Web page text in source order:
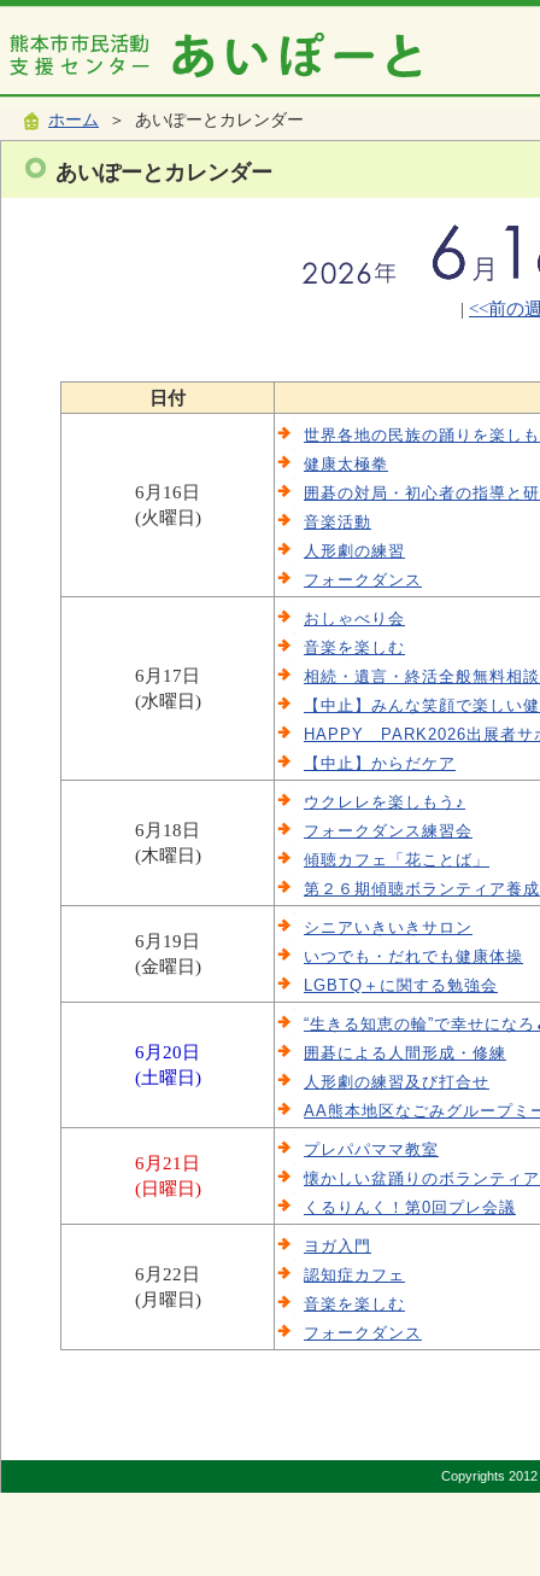
ホーム ＞ あいぽーとカレンダー
あいぽーとカレンダー
| <<前の
日付
6月16日
(火曜日)
世界各地の民族の踊りを楽し
健康太極拳
囲碁の対局・初心者の指導と
音楽活動
人形劇の練習
フォークダンス
6月17日
(水曜日)
おしゃべり会
音楽を楽しむ
相続・遺言・終活全般無料相
【中止】みんな笑顔で楽しい
HAPPY PARK2026出展者サ
【中止】からだケア
6月18日
(木曜日)
ウクレレを楽しもう♪
フォークダンス練習会
傾聴カフェ「花ことば」
第２６期傾聴ボランティア養
6月19日
(金曜日)
シニアいきいきサロン
いつでも・だれでも健康体操
LGBTQ＋に関する勉強会
6月20日
(土曜日)
“生きる知恵の輪”で幸せになろ
囲碁による人間形成・修練
人形劇の練習及び打合せ
AA熊本地区なごみグループミ
6月21日
(日曜日)
プレパパママ教室
懐かしい盆踊りのボランティ
くるりんく！第0回プレ会議
6月22日
(月曜日)
ヨガ入門
認知症カフェ
音楽を楽しむ
フォークダンス
Copyrights